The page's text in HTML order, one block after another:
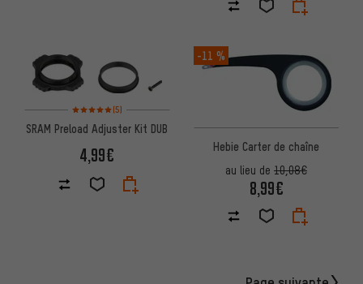
Note moyenne : 5 sur 5 d'après 5 avis
(5)
SRAM Preload Adjuster Kit DUB
4,99€
-11 %
Hebie Carter de chaîne
au lieu de 10,08€
8,99€